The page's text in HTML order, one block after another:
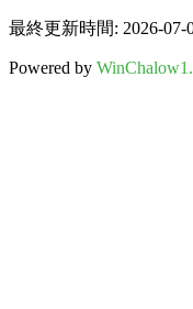
最終更新時間: 2026-07-
Powered by